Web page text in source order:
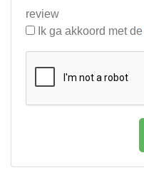
review
Ik ga akkoord met de